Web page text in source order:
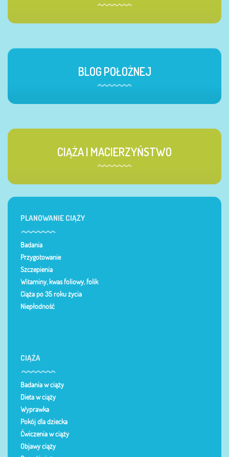
BLOG POŁOŻNEJ
CIĄŻA I MACIERZYŃSTWO
PLANOWANIE CIĄŻY
Badania
Przygotowanie
Szczepienia
Witaminy, kwas foliowy, folik
Ciąża po 35 roku życia
Niepłodność
CIĄŻA
Badania w ciąży
Dieta w ciąży
Wyprawka
Pokój dla dziecka
Ćwiczenia w ciąży
Objawy ciąży